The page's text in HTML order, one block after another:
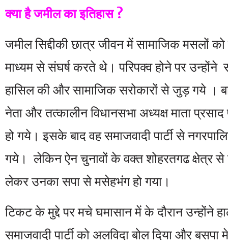
क्या है जमील का इतिहास ?
जमील सिद्दीकी छात्र जीवन में सामाजिक मसलों
माध्यम से संघर्ष करते थे। परिपक्व होने पर उन्होंने
हासिल की और सामाजिक सरोकारों से जुड़ गये ।
नेता और तत्कालीन विधानसभा अध्यक्ष माता
हो गये। इसके बाद वह समाजवादी पार्टी से
गये। लेकिन ऐन चुनावों के वक्त शोहरतगढ क्षेत्र
लेकर उनका सपा से मसेहभंग हो गया।
टिकट के मुद्दे पर मचे घमासान में के दौरान उन्होंने
समाजवादी पार्टी को अलविदा बोल दिया और